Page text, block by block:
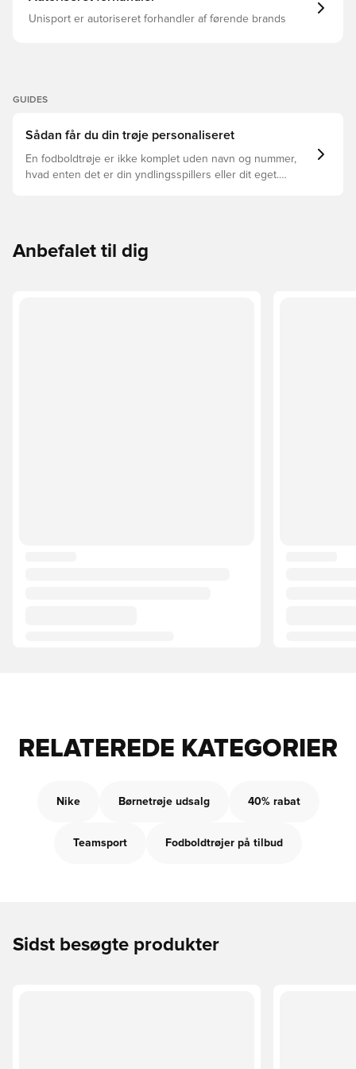
Unisport er autoriseret forhandler af førende brands
GUIDES
Sådan får du din trøje personaliseret
En fodboldtrøje er ikke komplet uden navn og nummer,
hvad enten det er din yndlingsspillers eller dit eget.
Anbefalet til dig
RELATEREDE KATEGORIER
Nike Børnetrøje udsalg 40% rabat
Teamsport Fodboldtrøjer på tilbud
Sidst besøgte produkter